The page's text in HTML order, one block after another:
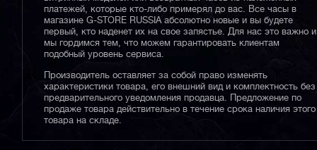
платежей, которые кто-либо примерял до вас. Все часы в
магазине G-STORE RUSSIA абсолютно новые и вы будете
первый, кто наденет их на свое запястье. Для нас это важно и
мы гордимся тем, что можем гарантировать клиентам
подобный уровень сервиса.
Производитель оставляет за собой право изменять
характеристики товара, его внешний вид и комплектность без
предварительного уведомления продавца. Предложение по
продаже товара действительно в течение срока наличия этого
товара на складе.